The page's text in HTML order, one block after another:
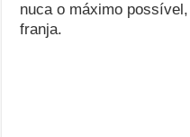
nuca o máximo
franja.